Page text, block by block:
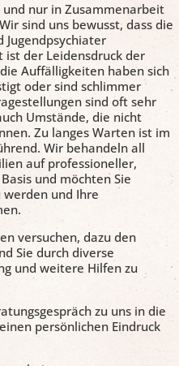
nur in Zusammenarbeit
sind uns bewusst, dass die
Jugendpsychiater
ist der Leidensdruck der
Auffälligkeiten haben sich
oder sind schlimmer
sind oft sehr
Umstände, die nicht
Zu langes Warten ist im
Wir behandeln all
auf professioneller,
und möchten Sie
und Ihre
versuchen, dazu den
Sie durch diverse
und weitere Hilfen zu
zu uns in die
persönlichen Eindruck